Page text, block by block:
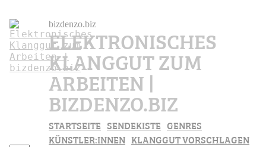
bizdenzo.biz
ELEKTRONISCHES
KLANGGUT ZUM
ARBEITEN |
BIZDENZO.BIZ
STARTSEITE SENDEKISTE GENRES
KÜNSTLER:INNEN KLANGGUT VORSCHLAGEN